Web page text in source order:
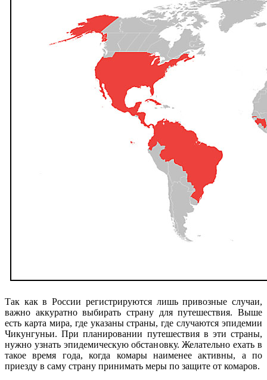
Так как в России регистрируются лишь привозные случаи,
важно аккуратно выбирать страну для путешествия. Выше
есть карта мира, где указаны страны, где случаются эпидемии
Чикунгуньи. При планировании путешествия в эти страны,
нужно узнать эпидемическую обстановку. Желательно ехать в
такое время года, когда комары наименее активны, а по
приезду в саму страну принимать меры по защите от комаров.